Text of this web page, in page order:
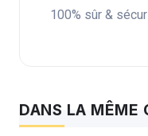
100% sûr &
DANS LA MÊME